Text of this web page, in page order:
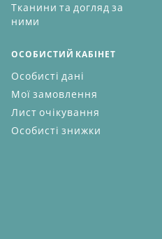
Тканини та догляд за
ними
ОСОБИСТИЙ КАБІНЕТ
Особисті дані
Мої замовлення
Лист очікування
Особисті знижки